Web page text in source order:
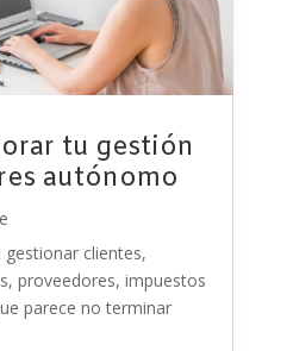
tu gestión
autónomo
clientes,
proveedores, impuestos
parece no terminar